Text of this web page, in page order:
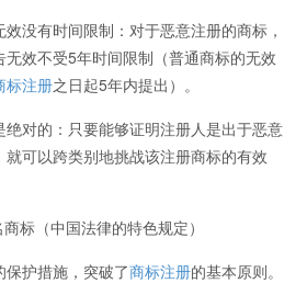
有时间限制：对于恶意注册的商标，
效不受5年时间限制（普通商标的无效
标注册之日起5年内提出）。
对的：只要能够证明注册人是出于恶意
就可以跨类别地挑战该注册商标的有效
（中国法律的特色规定）
护措施，突破了商标注册的基本原则。